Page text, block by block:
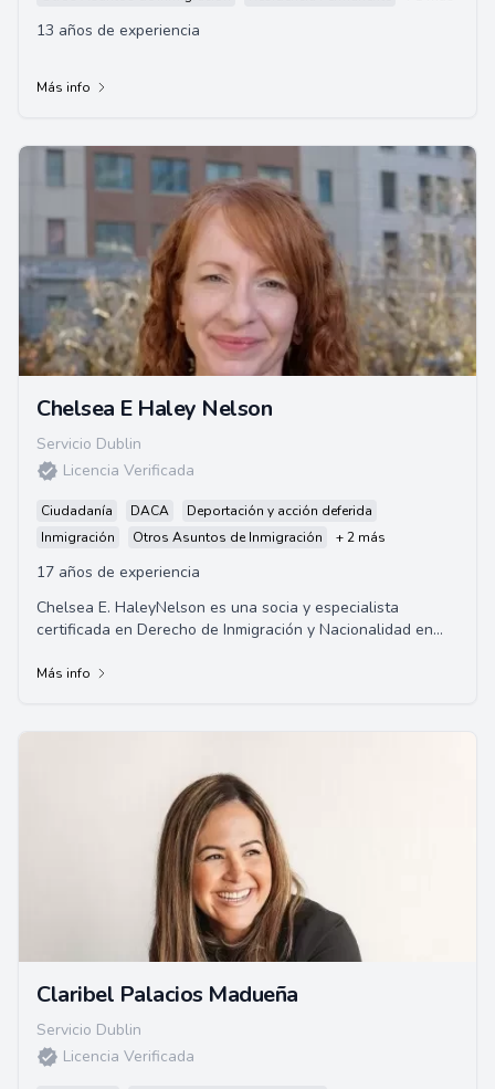
13 años de experiencia
Más info
Chelsea E Haley Nelson
Servicio Dublin
Licencia Verificada
Ciudadanía DACA
Deportación y acción deferida
Inmigración
Otros Asuntos de Inmigración + 2 más
17 años de experiencia
Chelsea E. HaleyNelson es una socia y especialista
certificada en Derecho de Inmigración y Nacionalidad en
Más info
Claribel Palacios Madueña
Servicio Dublin
Licencia Verificada